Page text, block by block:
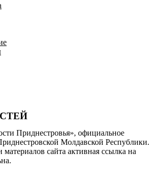
Приднестровья», официальное
Молдавской Республики.
сайта активная ссылка на